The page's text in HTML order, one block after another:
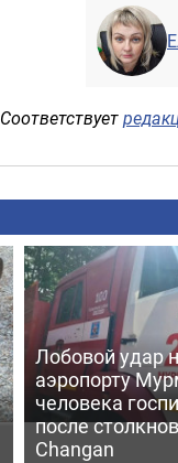
Соответствует
Лобовой удар
аэропорту
человека
после
Changan